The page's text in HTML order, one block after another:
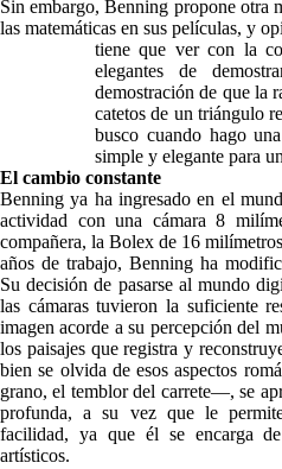
Sin embargo, Benning propone otra
las matemáticas en sus películas, y
tiene que ver con la
elegantes de
demostración de que la
catetos de un triángulo
busco cuando hago
simple y elegante para
El cambio constante
Benning ya ha ingresado en el
actividad con una cámara 8
compañera, la Bolex de 16
años de trabajo, Benning ha
Su decisión de pasarse al mundo
las cámaras tuvieron la suficiente
imagen acorde a su percepción del
los paisajes que registra y
bien se olvida de esos aspectos
grano, el temblor del carrete—, se
profunda, a su vez que le
facilidad, ya que él se encarga
artísticos.